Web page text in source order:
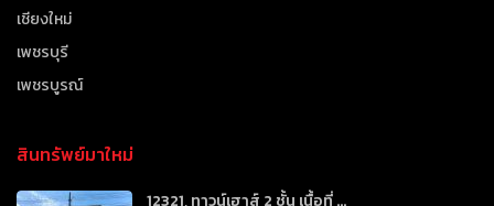
เชียงใหม่
เพชรบุรี
เพชรบูรณ์
สินทรัพย์มาใหม่
12321, ทาวน์เฮาส์ 2 ชั้น เนื้อที่ ...